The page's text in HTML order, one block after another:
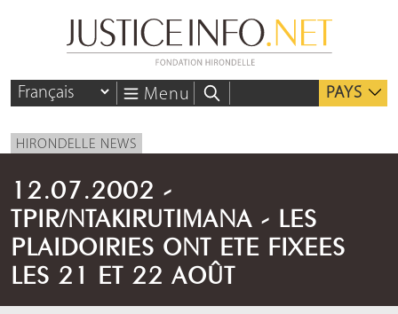
Menu PAYS
HIRONDELLE NEWS
12.07.2002 -
TPIR/NTAKIRUTIMANA - LES
PLAIDOIRIES ONT ETE FIXEES
LES 21 ET 22 AOÛT